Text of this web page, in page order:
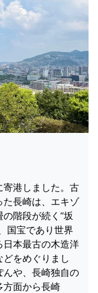
港しました。古
た長崎は、エキゾ
階段が続く“坂
国宝であり世界
本最古の木造洋
をめぐりまし
んや、長崎独自の
方面から長崎